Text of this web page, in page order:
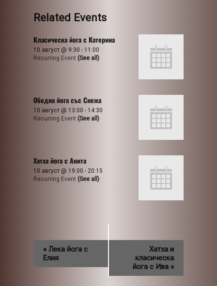
Related Events
Класическа йога с Катерина
10 август @ 9:30 - 11:00
Recurring Event (See all)
Обедна йога със Снежа
10 август @ 13:00 - 14:30
Recurring Event (See all)
Хатха йога с Анита
10 август @ 19:00 - 20:15
Recurring Event (See all)
« Лека йога с
Елия
Хатха и
класическа
йога с Ива »